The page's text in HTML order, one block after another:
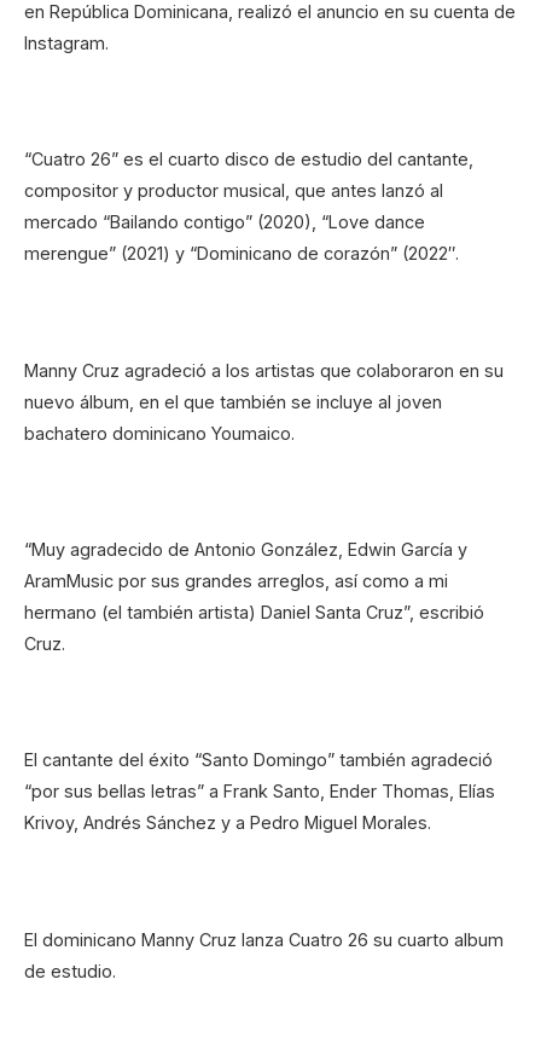
en República Dominicana, realizó el anuncio en su cuenta de
Instagram.
“Cuatro 26” es el cuarto disco de estudio del cantante,
compositor y productor musical, que antes lanzó al
mercado “Bailando contigo” (2020), “Love dance
merengue” (2021) y “Dominicano de corazón” (2022″.
Manny Cruz agradeció a los artistas que colaboraron en su
nuevo álbum, en el que también se incluye al joven
bachatero dominicano Youmaico.
“Muy agradecido de Antonio González, Edwin García y
AramMusic por sus grandes arreglos, así como a mi
hermano (el también artista) Daniel Santa Cruz”, escribió
Cruz.
El cantante del éxito “Santo Domingo” también agradeció
“por sus bellas letras” a Frank Santo, Ender Thomas, Elías
Krivoy, Andrés Sánchez y a Pedro Miguel Morales.
El dominicano Manny Cruz lanza Cuatro 26 su cuarto album
de estudio.